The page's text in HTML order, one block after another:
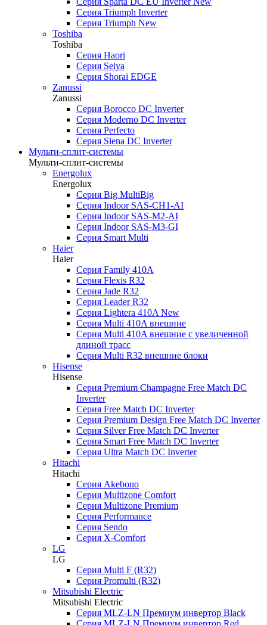
Серия Triumph Inverter
Серия Triumph New
Toshiba
Toshiba
Серия Haori
Серия Seiya
Серия Shorai EDGE
Zanussi
Zanussi
Серия Borocco DC Inverter
Серия Moderno DC Inverter
Серия Perfecto
Серия Siena DC Inverter
Мульти-сплит-системы
Мульти-сплит-системы
Energolux
Energolux
Серия Big MultiBig
Серия Indoor SAS-CH1-AI
Серия Indoor SAS-M2-AI
Серия Indoor SAS-M3-GI
Серия Smart Multi
Haier
Haier
Серия Family 410A
Серия Flexis R32
Серия Jade R32
Серия Leader R32
Серия Lightera 410A New
Серия Multi 410A внешние
Серия Multi 410A внешние с увеличенной
длиной трасс
Серия Multi R32 внешние блоки
Hisense
Hisense
Cерия Premium Champagne Free Match DC
Inverter
Серия Free Match DC Inverter
Серия Premium Design Free Match DC Inverter
Серия Silver Free Match DC Inverter
Серия Smart Free Match DC Inverter
Серия Ultra Match DC Inverter
Hitachi
Hitachi
Серия Akebono
Серия Multizone Comfort
Серия Multizone Premium
Серия Performance
Серия Sendo
Серия X-Comfort
LG
LG
Серия Multi F (R32)
Серия Promulti (R32)
Mitsubishi Electric
Mitsubishi Electric
Серия MLZ-LN Премиум инвертор Black